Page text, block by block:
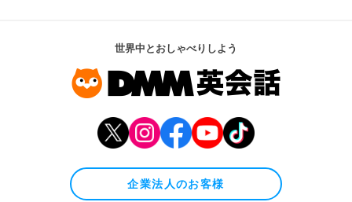
世界中とおしゃべりしよう
企業法人のお客様